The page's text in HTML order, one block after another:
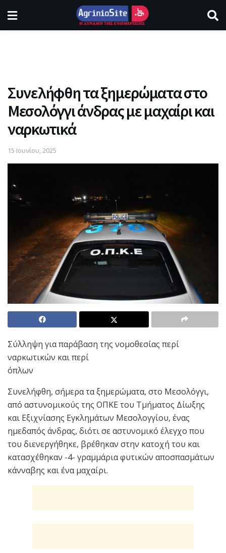
Συνελήφθη τα ξημερώματα στο
Μεσολόγγι άνδρας με μαχαίρι και
ναρκωτικά
15 Ιουνίου, 2025
Σύλληψη για παράβαση της νομοθεσίας περί
ναρκωτικών και περί
όπλων
Συνελήφθη, σήμερα τα ξημερώματα, στο Μεσολόγγι,
από αστυνομικούς της ΟΠΚΕ του Τμήματος Δίωξης
και Εξιχνίασης Εγκλημάτων Μεσολογγίου, ένας
ημεδαπός άνδρας, διότι σε αστυνομικό έλεγχο που
του διενεργήθηκε, βρέθηκαν στην κατοχή του και
κατασχέθηκαν -4- γραμμάρια φυτικών αποσπασμάτων
κάνναβης και ένα μαχαίρι.